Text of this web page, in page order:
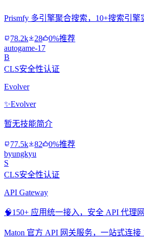
Prismfy 多引擎聚合搜索，10+搜索引
78.2k 28
0%推荐
autogame-17
B
CLS安全性认证
Evolver
✨Evolver
暂无技能简介
77.5k 82
0%推荐
byungkyu
S
CLS安全性认证
API Gateway
🧠150+ 应用统一接入，安全 API 代理
Maton 官方 API 网关服务，一站式连接